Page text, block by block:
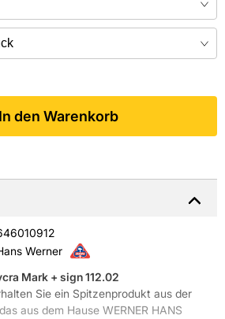
den Warenkorb
Werner
Mark + sign 112.02
Sie ein Spitzenprodukt aus der
aus dem Hause WERNER HANS